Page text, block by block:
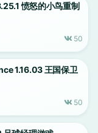
愤怒的小鸟重制
50
1.16.03 王国保卫
50